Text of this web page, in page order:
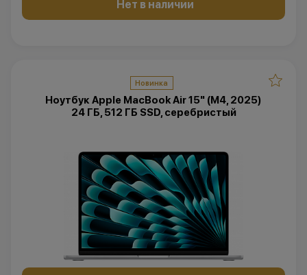
Нет в наличии
Новинка
Ноутбук Apple MacBook Air 15" (M4, 2025)
24 ГБ, 512 ГБ SSD, серебристый